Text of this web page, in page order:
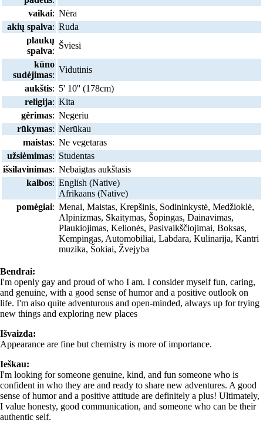
vaikai: Nėra
akių spalva: Ruda
plaukų
spalva:
Šviesi
kūno
sudėjimas:
Vidutinis
aukštis: 5' 10'' (178cm)
religija: Kita
gėrimas: Negeriu
rūkymas: Nerūkau
maistas: Ne vegetaras
užsiėmimas: Studentas
išsilavinimas: Nebaigtas aukštasis
kalbos: English (Native)
Afrikaans (Native)
pomėgiai: Menai, Maistas, Krepšinis, Sodininkystė, Medžioklė,
Alpinizmas, Skaitymas, Šopingas, Dainavimas,
Plaukiojimas, Kelionės, Pasivaikščiojimai, Boksas,
Kempingas, Automobiliai, Labdara, Kulinarija, Kantri
muzika, Šokiai, Žvejyba
Bendrai:
I'm openly gay and proud of who I am. I consider myself fun, caring,
and genuine, with a good sense of humor and a positive outlook on
life. I'm also quite adventurous and open-minded, always up for trying
new things and exploring new places
Išvaizda:
Appearance are fine but chemistry is more of importance.
Ieškau:
I'm looking for someone genuine, kind, and fun someone who is
confident in who they are and ready to share new adventures. A good
sense of humor and a positive attitude are definitely a plus! Ultimately,
I value honesty, good communication, and someone who can be their
authentic self.